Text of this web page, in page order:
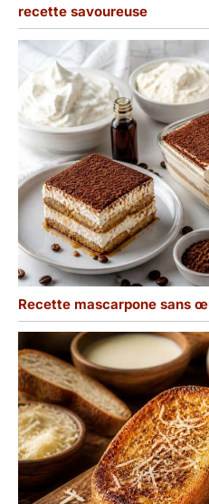
recette savoureuse
Recette mascarpone sans